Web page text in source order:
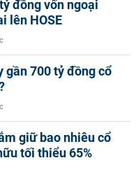
đồng vốn ngoại
lên HOSE
gần 700 tỷ đồng cổ
giữ bao nhiêu cổ
tối thiểu 65%